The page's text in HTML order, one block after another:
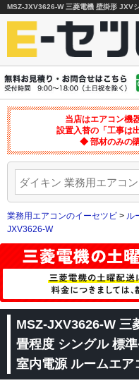
MSZ-JXV3626-W 三菱電機 壁掛形 JXV
当店はエアコン機
設置入替の「工事は
◆ 部材のみの
業務用エアコンのイーセツビ > ル
JXV3626-W
MSZ-JXV3626-W 三
畳程度 シングル 標
室内電源 ルームエア